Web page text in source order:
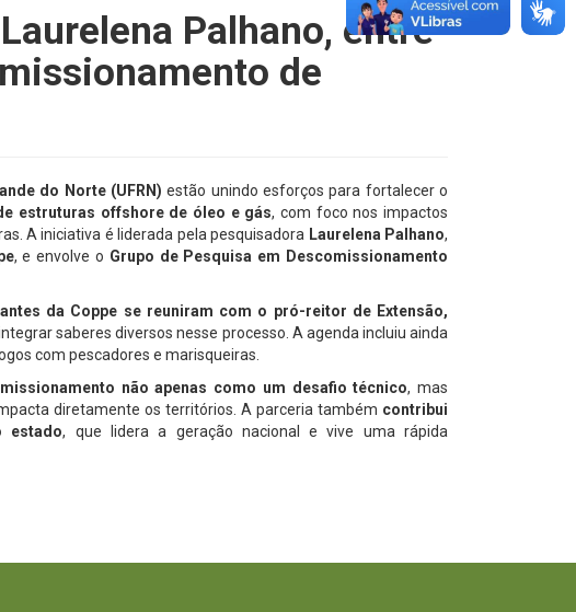
Palhano, entre
de
do Norte (UFRN) estão unindo esforços para fortalecer o
estruturas offshore de óleo e gás, com foco nos impactos
A iniciativa é liderada pela pesquisadora Laurelena Palhano,
, e envolve o Grupo de Pesquisa em Descomissionamento
da Coppe se reuniram com o pró-reitor de Extensão,
saberes diversos nesse processo. A agenda incluiu ainda
com pescadores e marisqueiras.
não apenas como um desafio técnico, mas
diretamente os territórios. A parceria também contribui
estado, que lidera a geração nacional e vive uma rápida